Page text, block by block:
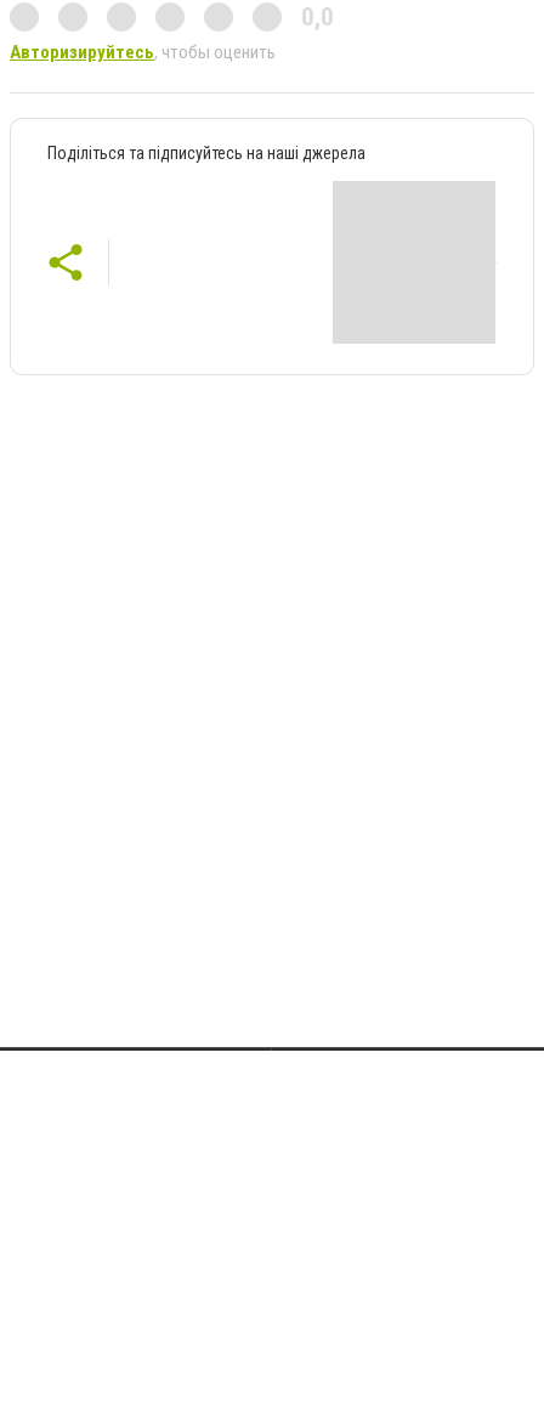
0,0
Авторизируйтесь, чтобы оценить
Поділіться та підписуйтесь на наші джерела